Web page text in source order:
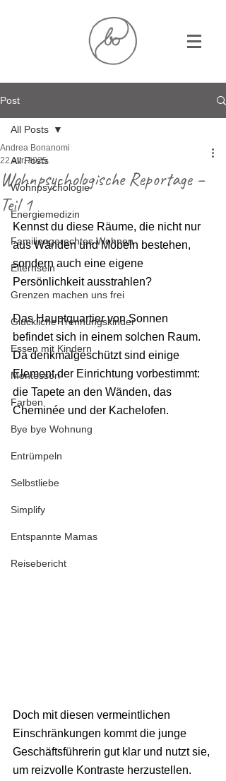
Post
All Posts
Wohnpsychologie
Energiemedizin
Familiengerechtes Wohnen
Elternsein
Grenzen machen uns frei
Glückliche Trennungskinder
Essen mit Kindern
Montessori
Farben
Bye bye Wohnung
Entrümpeln
Selbstliebe
Simplify
Entspannte Mamas
Reisebericht
All Posts
Wohnpsychologische Reportage –
Teil 1
Andrea Bonanomi
22 avr. 2025
Kennst du diese Räume, die nicht nur
aus Wänden und Möbeln bestehen,
sondern auch eine eigene
Persönlichkeit ausstrahlen?
Das Hauptquartier von Sonnen
befindet sich in einem solchen Raum.
Da denkmalgeschützt sind einige
Element der Einrichtung vorbestimmt:
die Tapete an den Wänden, das
Cheminée und der Kachelofen.
Doch mit diesen vermeintlichen
Einschränkungen kommt die junge
Geschäftsführerin gut klar und nutzt sie,
um reizvolle Kontraste herzustellen.